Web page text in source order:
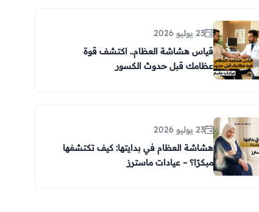
23 يوليو 2026
قياس هشاشة العظام.. اكتشف قوة
عظامك قبل حدوث الكسور
23 يوليو 2026
هشاشة العظام في بدايتها: كيف تكتشفها
مبكرًا؟ – عيادات ماسترز